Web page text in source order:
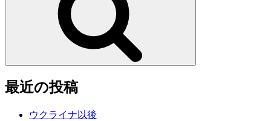
最近の投稿
ウクライナ以後